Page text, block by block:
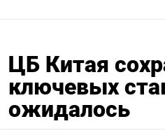
ЦБ Китая
ключевых
ожидалось